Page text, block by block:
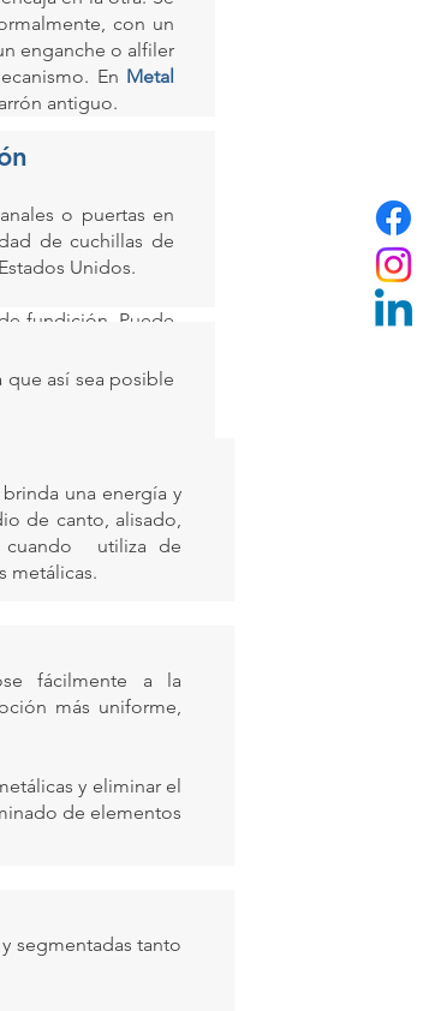
con un
enganche o alfiler
En Metal
antiguo.
o puertas en
de cuchillas de
Unidos.
fundición. Puede
catálogo de
así sea posible
una energía y
de canto, alisado,
cuando utiliza de
metálicas.
fácilmente a la
más uniforme,
y eliminar el
de elementos
segmentadas tanto